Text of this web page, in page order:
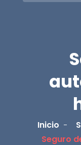
Inicio
Seguro